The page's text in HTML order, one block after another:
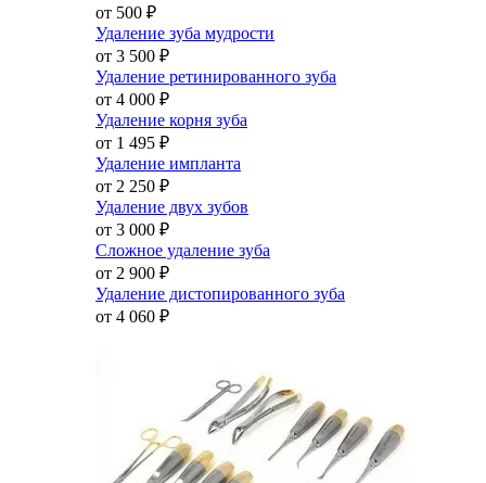
от 500 ₽
Удаление зуба мудрости
от 3 500 ₽
Удаление ретинированного зуба
от 4 000 ₽
Удаление корня зуба
от 1 495 ₽
Удаление импланта
от 2 250 ₽
Удаление двух зубов
от 3 000 ₽
Сложное удаление зуба
от 2 900 ₽
Удаление дистопированного зуба
от 4 060 ₽